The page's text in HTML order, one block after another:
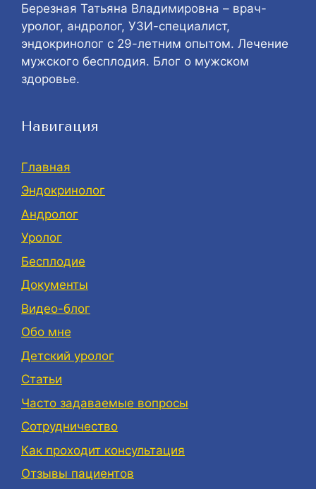
Березная Татьяна Владимировна – врач-
уролог, андролог, УЗИ-специалист,
эндокринолог с 29-летним опытом. Лечение
мужского бесплодия. Блог о мужском
здоровье.
Навигация
Главная
Эндокринолог
Андролог
Уролог
Бесплодие
Документы
Видео-блог
Обо мне
Детский уролог
Статьи
Часто задаваемые вопросы
Сотрудничество
Как проходит консультация
Отзывы пациентов